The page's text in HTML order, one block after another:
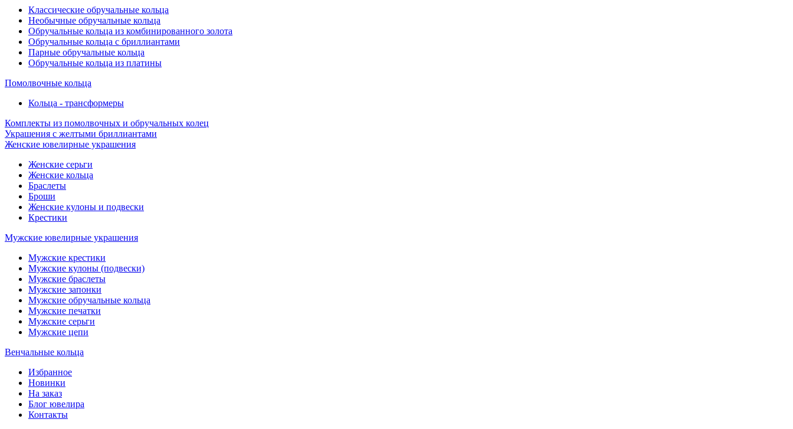
Классические обручальные кольца
Необычные обручальные кольца
Обручальные кольца из комбинированного золота
Обручальные кольца с бриллиантами
Парные обручальные кольца
Обручальные кольца из платины
Помолвочные кольца
Кольца - трансформеры
Комплекты из помолвочных и обручальных колец
Украшения с желтыми бриллиантами
Женские ювелирные украшения
Женские серьги
Женские кольца
Браслеты
Броши
Женские кулоны и подвески
Крестики
Мужские ювелирные украшения
Мужские крестики
Мужские кулоны (подвески)
Мужские браслеты
Мужские запонки
Мужские обручальные кольца
Мужские печатки
Мужские серьги
Мужские цепи
Венчальные кольца
Избранное
Новинки
На заказ
Блог ювелира
Контакты